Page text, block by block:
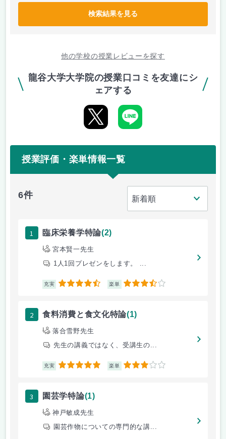
検索結果を見る
他の学校の授業レビューを探す
龍谷大学大学院の授業口コミを友達にシ
ェアする
授業評価・楽単情報一覧
6件
1 臨床栄養学特論(2)
宮本賢一先生
1人1回プレゼンをします。 ...
充実 4.5 楽単 3.5
2 食料消費と食文化特論(1)
落合雪野先生
先生の講義ではなく、受講生の...
充実 5 楽単 3
3 園芸学特論(1)
神戸敏成先生
園芸作物についての専門的な講...